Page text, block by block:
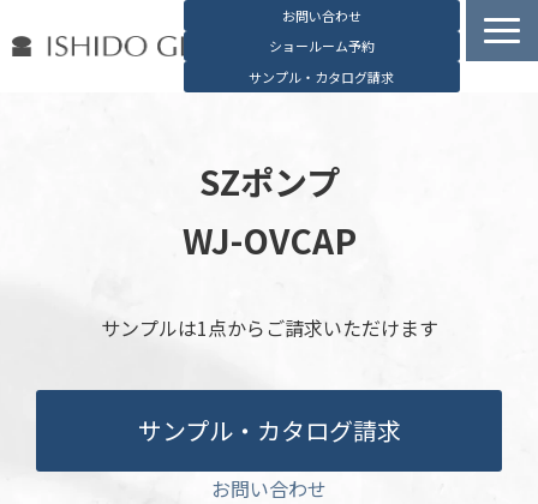
お問い合わせ
ショールーム予約
サンプル・カタログ請求
石堂硝子の特長
石堂硝子が選ばれる理由
ブログ
English
SZポンプ
WJ-OVCAP
サンプルは1点からご請求いただけます
サンプル・カタログ請求
お問い合わせ